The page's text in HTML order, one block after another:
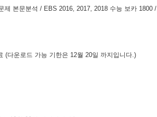
제 본문분석 / EBS 2016, 2017, 2018 수능 보카 1800 /
(다운로드 가능 기한은 12월 20일 까지입니다.)